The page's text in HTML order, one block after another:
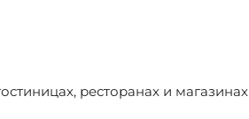
ресторанах и магазинах